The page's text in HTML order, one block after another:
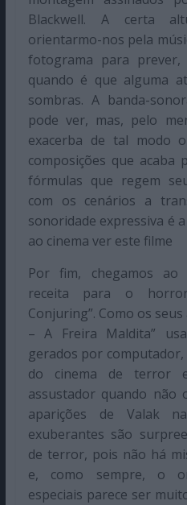
Blackwell. A certa
orientarmo-nos pela
fotograma para prever,
quando é que alguma
sombras. A banda-
pode ver, mas, pelo
exacerba de tal modo
composições que acaba
fórmulas que regem
com os cenários a
sonoridade expressiva é
ao cinema ver este filme
Por fim, chegamos
receita para o
Conjuring”. Como os
– A Freira Maldita”
gerados por
do cinema de terror
assustador quando não
aparições de Valak
exuberantes são
de terror, pois não há
e, como sempre, o
especiais parece ser